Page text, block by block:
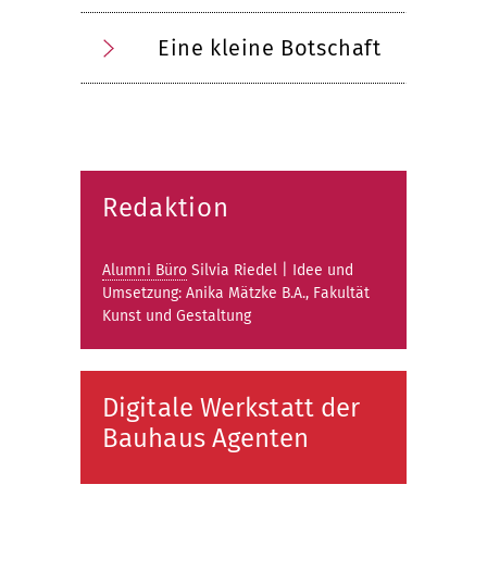
Eine kleine Botschaft
Redaktion
Alumni Büro Silvia Riedel | Idee und
Umsetzung: Anika Mätzke B.A., Fakultät
Kunst und Gestaltung
Digitale Werkstatt der
Bauhaus Agenten